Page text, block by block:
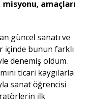
misyonu, amaçları
güncel sanatı ve
içinde bunun farklı
denemiş oldum.
ticari kaygılarla
sanat öğrencisi
ilk